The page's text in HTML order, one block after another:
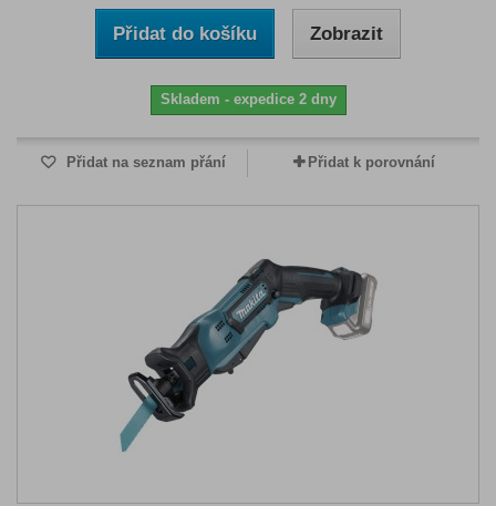
Přidat do košíku Zobrazit
Skladem - expedice 2 dny
Přidat na seznam přání Přidat k porovnání